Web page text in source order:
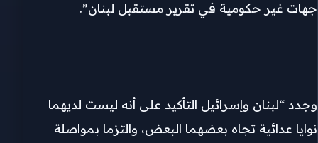
جهات غير حكومية في تقرير مستقبل لبنان”.
وجدد “لبنان وإسرائيل التأكيد على أنه ليست لديهما
نوايا عدائية تجاه بعضهما البعض، والتزما بمواصلة